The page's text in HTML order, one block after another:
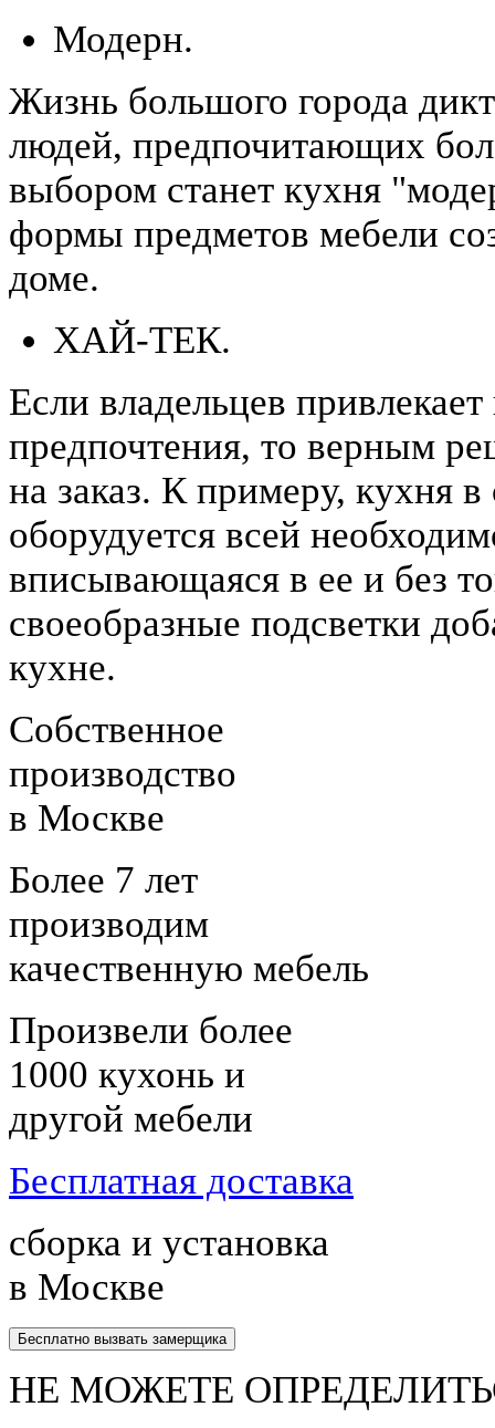
Модерн.
Жизнь большого города
людей, предпочитающих
выбором станет кухня
формы предметов мебели
доме.
ХАЙ-ТЕК.
Если владельцев
предпочтения, то верным
на заказ. К примеру, кухня
оборудуется всей
вписывающаяся в ее и без
своеобразные подсветки
кухне.
Собственное
производство
в Москве
Более 7 лет
производим
качественную мебель
Произвели более
1000 кухонь и
другой мебели
Бесплатная доставка
сборка и установка
в Москве
Бесплатно вызвать замерщика
НЕ МОЖЕТЕ